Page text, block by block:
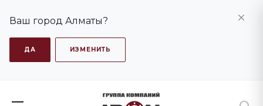
Ваш город Алматы?
ДА ИЗМЕНИТЬ